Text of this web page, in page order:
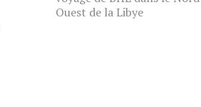
Ouest de la Libye